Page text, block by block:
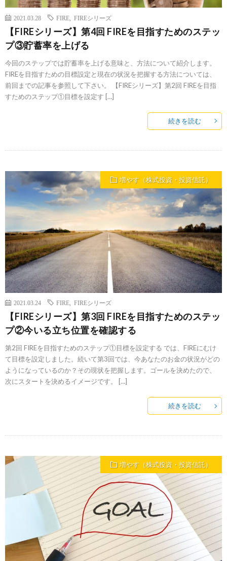
2021.03.28 FIRE FIREシリーズ
【FIREシリーズ】第4回 FIREを目指すためのステッ
プ③貯蓄率を上げる
今回のステップでは貯蓄率を上げる意味と、方法について紹介します。
FIREを目指すための目標設定と現在の状況を把握する方法については、
前回までの記事を参照して下さい。 【FIREシリーズ】第2回 FIREを目指
すためのステップ①目標を設定す […]
続きを読む
増やす（株式投資・投資信託）
2021.03.24 FIRE FIREシリーズ
【FIREシリーズ】第3回 FIREを目指すためのステッ
プ②今いる立ち位置を確認する
第2回 FIREを目指すためのステップ①目標を設定する では、FIREにむけ
て目標を設定しました。続いて第3回では、今あなたのお金の状況がどの
ようになっているのか？その現状を把握します。ゴールを決めたので、
次にスタートを決めるイメージです。 […]
続きを読む
増やす（株式投資・投資信託）